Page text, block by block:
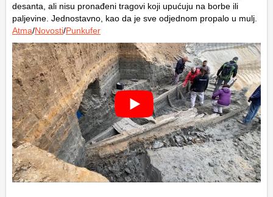
desanta, ali nisu pronađeni tragovi koji upućuju na borbe ili
paljevine. Jednostavno, kao da je sve odjednom propalo u mulj.
Atma/Novosti/Punkufer